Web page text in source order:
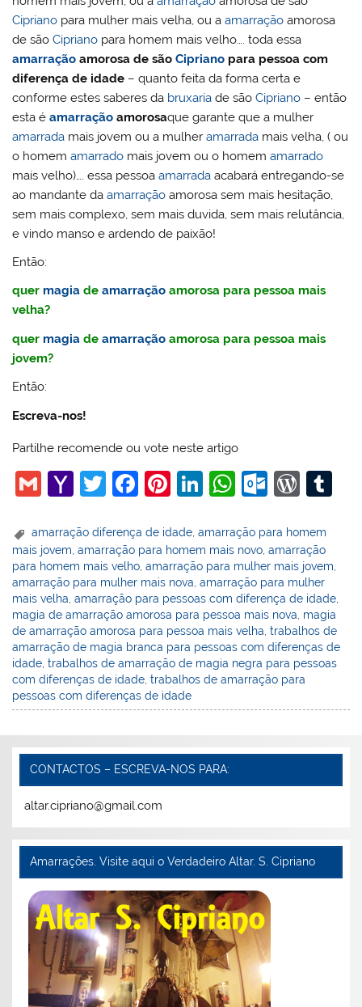
Cipriano para mulher mais velha, ou aamarração amorosa
de sãoCipriano para homem mais velho…. toda essa
amarração amorosa de sãoCipriano para pessoa com
diferença de idade – quanto feita da forma certa e
conforme estes saberes da bruxaria de sãoCipriano – então
esta éamarração amorosaque garante que a mulher
amarrada mais jovem ou a mulheramarrada mais velha, ( ou
o homemamarrado mais jovem ou o homemamarrado
mais velho)…. essa pessoaamarrada acabará entregando-se
ao mandante daamarração amorosa sem mais hesitação,
sem mais complexo, sem mais duvida, sem mais relutância,
e vindo manso e ardendo de paixão!
Então:
quer magia deamarração amorosa para pessoa mais
velha?
quer magia deamarração amorosa para pessoa mais
jovem?
Então:
Escreva-nos!
Partilhe recomende ou vote neste artigo
G
ai
l
Y
h
o
o
M
ai
l
T
itt
er
F
c
e
b
o
o
k
Pi
er
e
st
Li
k
e
dI
n
W
at
s
A
p
p
O
lo
o
k.
c
o
m
W
d
Pr
e
ss
bl
amarração diferença de idade ,amarração para homem
mais jovem ,amarração para homem mais novo ,amarração
para homem mais velho ,amarração para mulher mais jovem
amarração para mulher mais nova ,amarração para mulher
mais velha ,amarração para pessoas com diferença de idade
magia de amarração amorosa para pessoa mais nova magia
de amarração amorosa para pessoa mais velha ,trabalhos de
amarração de magia branca para pessoas com diferenças de
idade ,trabalhos de amarração de magia negra para pessoas
com diferenças de idade ,trabalhos de amarração para
pessoas com diferenças de idade
CONTACTOS – ESCREVA-NOS PARA:
altar.cipriano@gmail.com
Amarrações. Visite aqui o Verdadeiro Altar. S. Cipriano